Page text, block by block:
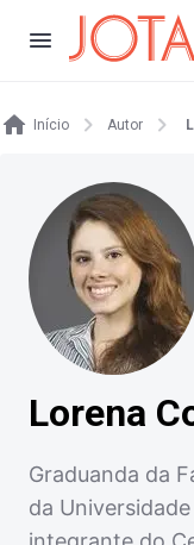
Início Autor
Lorena
Graduanda da
da